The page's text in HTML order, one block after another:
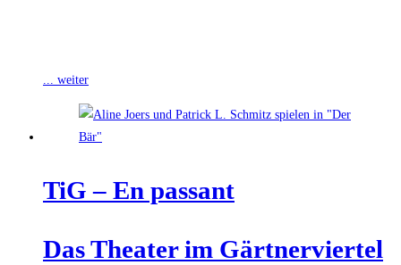
... weiter
TiG – En passant
Das Thea­ter im Gärt­ner­vier­tel